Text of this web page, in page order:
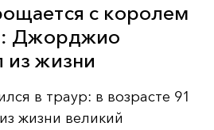
с королем
Джорджио
жизни
в траур: в возрасте 91
жизни великий